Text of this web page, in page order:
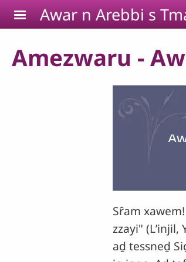
Skip to main content
Awar n Arebbi s
Amezwaru -
Sȓam
zzayi"
aḏ tessneḏ